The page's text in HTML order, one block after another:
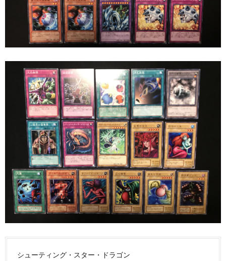
シューティング・スター・ドラゴン